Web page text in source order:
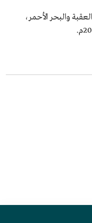
والبحر الأحمر،